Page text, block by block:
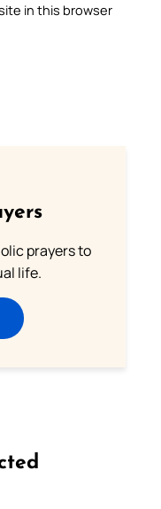
in this browser
prayers to
life.